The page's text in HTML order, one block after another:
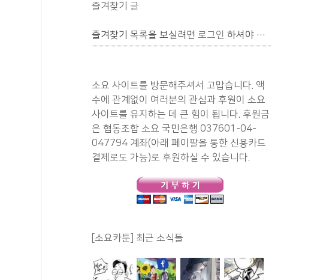
즐겨찾기 글
즐겨찾기 목록을 보실려면 로그인 하셔야 합니다.
소요 사이트를 방문해주셔서 고맙습니다. 액
수에 관계없이 여러분의 관심과 후원이 소요
사이트를 유지하는 데 큰 힘이 됩니다. 후원금
은 협동조합 소요 국민은행 037601-04-
047794 계좌(아래 페이팔을 통한 신용카드
결제로도 가능)로 후원하실 수 있습니다.
[소요카툰] 최근 소식들